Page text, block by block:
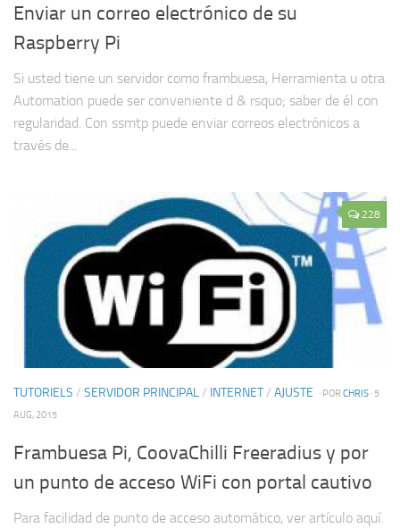
Enviar un correo electrónico de su
Raspberry Pi
Si usted tiene un servidor como frambuesa, Herramienta u otra
Automation puede ser conveniente d & rsquo; saber de él con
regularidad. Con ssmtp puede enviar correos electrónicos a
través de...
228
TUTORIELS / SERVIDOR PRINCIPAL/ INTERNET/ AJUSTE · POR CHRIS · 5
AUG, 2015
Frambuesa Pi, CoovaChilli Freeradius y por
un punto de acceso WiFi con portal cautivo
Para facilidad de punto de acceso automático, ver artículo aquí.